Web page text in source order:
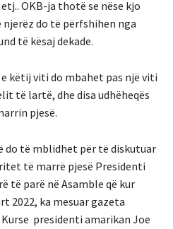
OKB-ja thotë se nëse kjo
do të përfshihen nga
të kësaj dekade.
këtij viti do mbahet pas një viti
të lartë, dhe disa udhëheqës
pjesë.
do të mblidhet për të diskutuar
të marrë pjesë Presidenti
të parë në Asamble që kur
2022, ka mesuar gazeta
presidenti amarikan Joe